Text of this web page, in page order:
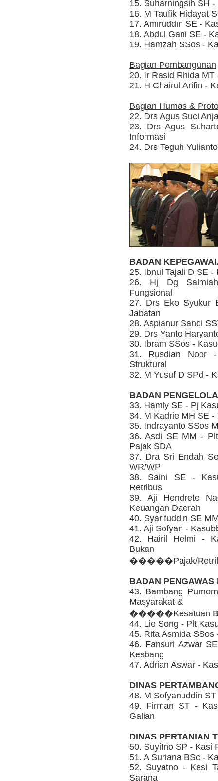
15. Suharningsih SH
16. M Taufik Hidayat
17. Amiruddin SE -
18. Abdul Gani SE -
19. Hamzah SSos -
Bagian Pembangunan
20. Ir Rasid Rhida
21. H Chairul Arifin -
Bagian Humas &
22. Drs Agus Suci
23. Drs Agus
Informasi
24. Drs Teguh
BADAN
25. Ibnul Tajali D SE -
26. Hj Dg
Fungsional
27. Drs Eko Syukur
Jabatan
28. Aspianur Sandi
29. Drs Yanto
30. Ibram SSos -
31. Rusdian Noor
Struktural
32. M Yusuf D SPd -
BADAN
33. Hamly SE - Pj
34. M Kadrie MH SE
35. Indrayanto SSos
36. Asdi SE MM -
Pajak SDA
37. Dra Sri Endah
WR/WP
38. Saini SE -
Retribusi
39. Aji Hendrete
Keuangan Daerah
40. Syarifuddin SE
41. Aji Sofyan -
42. Hairil Helmi -
Bukan
�����Pajak/
BADAN PENGAWAS
43. Bambang
Masyarakat &
�����Kesatuan
44. Lie Song - Plt
45. Rita Asmida SSos
46. Fansuri Azwar
Kesbang
47. Adrian Aswar -
DINAS
48. M Sofyanuddin
49. Firman ST -
Galian
DINAS PERTANIAN
50. Suyitno SP - Kasi
51. A Suriana BSc -
52. Suyatno - Kasi
Sarana